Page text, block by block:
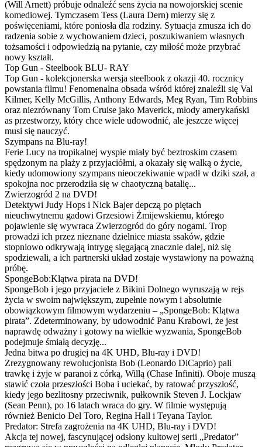
(Will Arnett) próbuje odnaleźć sens życia na nowojorskiej scenie
komediowej. Tymczasem Tess (Laura Dern) mierzy się z
poświęceniami, które poniosła dla rodziny. Sytuacja zmusza ich do
radzenia sobie z wychowaniem dzieci, poszukiwaniem własnych
tożsamości i odpowiedzią na pytanie, czy miłość może przybrać
nowy kształt.
Top Gun - Steelbook BLU- RAY
Top Gun - kolekcjonerska wersja steelbook z okazji 40. rocznicy
powstania filmu! Fenomenalna obsada wśród której znaleźli się Val
Kilmer, Kelly McGillis, Anthony Edwards, Meg Ryan, Tim Robbins
oraz niezrównany Tom Cruise jako Maverick, młody amerykański
as przestworzy, który chce wiele udowodnić, ale jeszcze więcej
musi się nauczyć.
Szympans na Blu-ray!
Ferie Lucy na tropikalnej wyspie miały być beztroskim czasem
spędzonym na plaży z przyjaciółmi, a okazały się walką o życie,
kiedy udomowiony szympans nieoczekiwanie wpadł w dziki szał, a
spokojna noc przerodziła się w chaotyczną batalię...
Zwierzogród 2 na DVD!
Detektywi Judy Hops i Nick Bajer depczą po piętach
nieuchwytnemu gadowi Grzesiowi Żmijewskiemu, którego
pojawienie się wywraca Zwierzogród do góry nogami. Trop
prowadzi ich przez nieznane dzielnice miasta ssaków, gdzie
stopniowo odkrywają intrygę sięgającą znacznie dalej, niż się
spodziewali, a ich partnerski układ zostaje wystawiony na poważną
próbę.
SpongeBob:Klątwa pirata na DVD!
SpongeBob i jego przyjaciele z Bikini Dolnego wyruszają w rejs
życia w swoim największym, zupełnie nowym i absolutnie
obowiązkowym filmowym wydarzeniu – „SpongeBob: Klątwa
pirata”. Zdeterminowany, by udowodnić Panu Krabowi, że jest
naprawdę odważny i gotowy na wielkie wyzwania, SpongeBob
podejmuje śmiałą decyzję...
Jedna bitwa po drugiej na 4K UHD, Blu-ray i DVD!
Zrezygnowany rewolucjonista Bob (Leonardo DiCaprio) pali
trawkę i żyje w paranoi z córką, Willą (Chase Infiniti). Oboje muszą
stawić czoła przeszłości Boba i uciekać, by ratować przyszłość,
kiedy jego bezlitosny przeciwnik, pułkownik Steven J. Lockjaw
(Sean Penn), po 16 latach wraca do gry. W filmie występują
również Benicio Del Toro, Regina Hall i Teyana Taylor.
Predator: Strefa zagrożenia na 4K UHD, Blu-ray i DVD!
Akcja tej nowej, fascynującej odsłony kultowej serii „Predator”